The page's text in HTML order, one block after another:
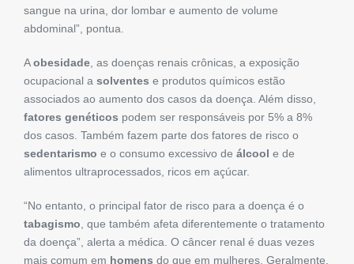
sangue na urina, dor lombar e aumento de volume
abdominal”, pontua.
Aobesidade, as doenças renais crônicas, a exposição
ocupacional a solventes e produtos químicos estão
associados ao aumento dos casos da doença. Além disso,
fatores genéticos podem ser responsáveis por 5% a 8%
dos casos. Também fazem parte dos fatores de risco o
sedentarismo e o consumo excessivo de álcool e de
alimentos ultraprocessados, ricos em açúcar.
“No entanto, o principal fator de risco para a doença é o
tabagismo, que também afeta diferentemente o tratamento
da doença”, alerta a médica. O câncer renal é duas vezes
mais comum em homens do que em mulheres. Geralmente,